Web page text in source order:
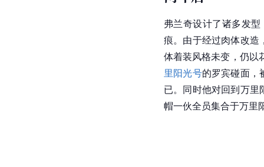
弗兰奇设计了诸多发
痕。由于经过肉体改造
体着装风格未变，仍以
里阳光号的罗宾碰面，
已。同时他对回到万里
帽一伙全员集合于万里